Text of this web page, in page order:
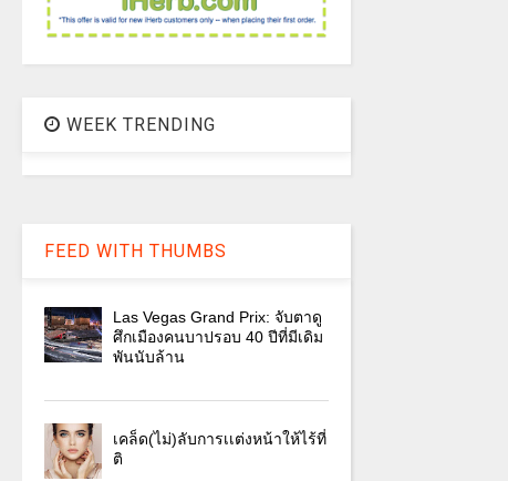
WEEK TRENDING
FEED WITH THUMBS
Las Vegas Grand Prix: จับตาดู
ศึกเมืองคนบาปรอบ 40 ปีที่มีเดิม
พันนับล้าน
เคล็ด(ไม่)ลับการเเต่งหน้าให้ไร้ที่
ติ